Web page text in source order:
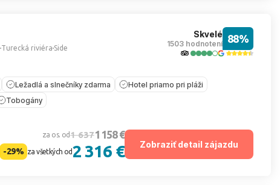
Turecká riviéraSide
Skvelé
1503 hodnotení 88%
Ležadlá a slnečníky zdarma
Hotel priamo pri pláži
Tobogány
za os. od1 6371 158 €
-29% za všetkých od2 316 € Zobraziť detail zájazdu